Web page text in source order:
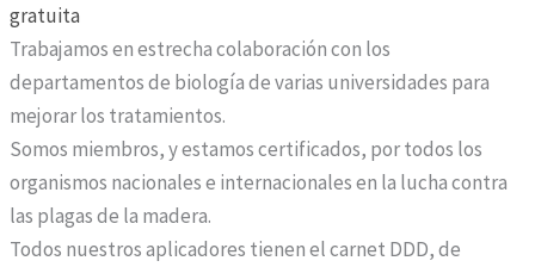
gratuita
Trabajamos en estrecha colaboración con los
departamentos de biología de varias universidades para
mejorar los tratamientos.
Somos miembros, y estamos certificados, por todos los
organismos nacionales e internacionales en la lucha contra
las plagas de la madera.
Todos nuestros aplicadores tienen el carnet DDD, de